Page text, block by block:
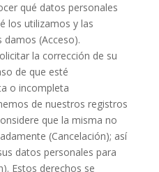
qué datos personales
los utilizamos y las
damos (Acceso).
la corrección de su
de que esté
o incompleta
de nuestros registros
que la misma no
(Cancelación); así
datos personales para
Estos derechos se